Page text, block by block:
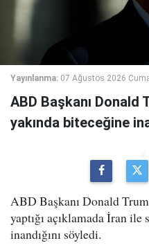
Yayınlanma: 07 Ağustos 2026
ABD Başkanı Donald
yakında biteceğine
ABD Başkanı Donald
yaptığı açıklamada İran ile
inandığını söyledi.